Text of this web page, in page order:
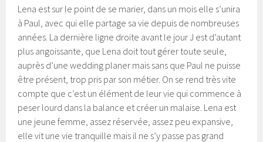
Lena est sur le point de se marier, dans un mois elle s’unira
à Paul, avec qui elle partage sa vie depuis de nombreuses
années. La dernière ligne droite avant le jour J est d’autant
plus angoissante, que Lena doit tout gérer toute seule,
auprès d’une wedding planer mais sans que Paul ne puisse
être présent, trop pris par son métier. On se rend très vite
compte que c’est un élément de leur vie qui commence à
peser lourd dans la balance et créer un malaise. Lena est
une jeune femme, assez réservée, assez peu expansive,
elle vit une vie tranquille mais il ne s’y passe pas grand